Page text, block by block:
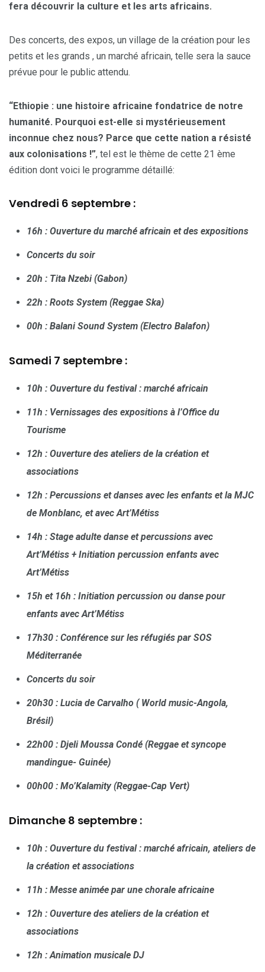
fera découvrir la culture et les arts africains.
Des concerts, des expos, un village de la création pour les
petits et les grands , un marché africain, telle sera la sauce
prévue pour le public attendu.
“Ethiopie : une histoire africaine fondatrice de notre
humanité. Pourquoi est-elle si mystérieusement
inconnue chez nous? Parce que cette nation a résisté
aux colonisations !”, tel est le thème de cette 21 ème
édition dont voici le programme détaillé:
Vendredi 6 septembre :
16h : Ouverture du marché africain et des expositions
Concerts du soir
20h : Tita Nzebi (Gabon)
22h : Roots System (Reggae Ska)
00h : Balani Sound System (Electro Balafon)
Samedi 7 septembre :
10h : Ouverture du festival : marché africain
11h : Vernissages des expositions à l’Office du
Tourisme
12h : Ouverture des ateliers de la création et
associations
12h : Percussions et danses avec les enfants et la MJC
de Monblanc, et avec Art’Métiss
14h : Stage adulte danse et percussions avec
Art’Métiss + Initiation percussion enfants avec
Art’Métiss
15h et 16h : Initiation percussion ou danse pour
enfants avec Art’Métiss
17h30 : Conférence sur les réfugiés par SOS
Méditerranée
Concerts du soir
​​​20h30 : Lucia de Carvalho ( World music-Angola,
Brésil)
22h00 : Djeli Moussa Condé (Reggae et syncope
mandingue- Guinée)
00h00 : Mo’Kalamity (Reggae-Cap Vert)
Dimanche 8 septembre :
10h : Ouverture du festival : marché africain, ateliers de
la création et associations
​​11h : Messe animée par une chorale africaine
12h : Ouverture des ateliers de la création et
associations
12h : Animation musicale DJ